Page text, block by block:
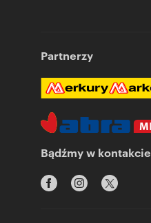
Partnerzy
Bądźmy w kontakcie